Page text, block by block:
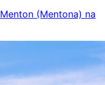
Menton (Mentona) na